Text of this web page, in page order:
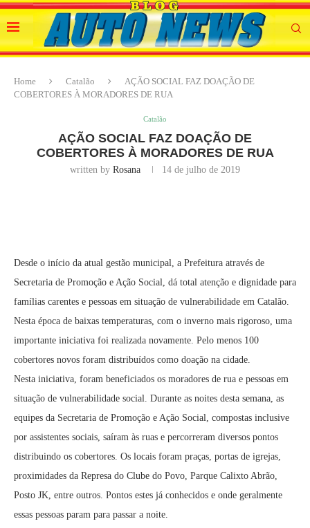
Home Catalão
AÇÃO SOCIAL FAZ DOAÇÃO DE
COBERTORES À MORADORES DE RUA
Catalão
AÇÃO SOCIAL FAZ DOAÇÃO DE
COBERTORES À MORADORES DE RUA
written by Rosana 14 de julho de 2019
Desde o início da atual gestão municipal, a Prefeitura através de
Secretaria de Promoção e Ação Social, dá total atenção e dignidade para
famílias carentes e pessoas em situação de vulnerabilidade em Catalão.
Nesta época de baixas temperaturas, com o inverno mais rigoroso, uma
importante iniciativa foi realizada novamente. Pelo menos 100
cobertores novos foram distribuídos como doação na cidade.
Nesta iniciativa, foram beneficiados os moradores de rua e pessoas em
situação de vulnerabilidade social. Durante as noites desta semana, as
equipes da Secretaria de Promoção e Ação Social, compostas inclusive
por assistentes sociais, saíram às ruas e percorreram diversos pontos
distribuindo os cobertores. Os locais foram praças, portas de igrejas,
proximidades da Represa do Clube do Povo, Parque Calixto Abrão,
Posto JK, entre outros. Pontos estes já conhecidos e onde geralmente
essas pessoas param para passar a noite.